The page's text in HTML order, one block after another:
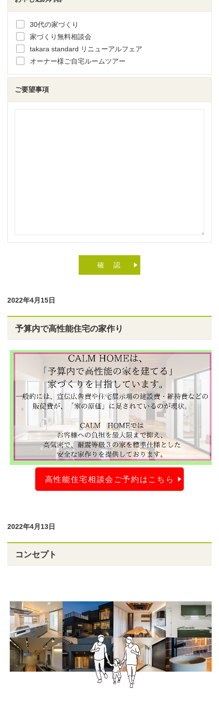
30代の家づくり
家づくり無料相談会
takara standard リニューアルフェア
オーナー様ご自宅ルームツアー
ご要望事項
2022年4月15日
予算内で高性能住宅の家作り
高性能住宅相談会ご予約はこちら
2022年4月13日
コンセプト